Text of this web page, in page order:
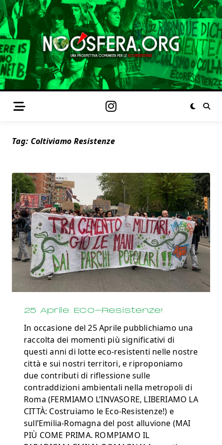
Tag: Coltiviamo Resistenze
25 Aprile: ECO-Resistenze!
In occasione del 25 Aprile pubblichiamo una
raccolta dei momenti più significativi di
questi anni di lotte eco-resistenti nelle nostre
città e sui nostri territori, e riproponiamo
due contributi di riflessione sulle
contraddizioni ambientali nella metropoli di
Roma (FERMIAMO L’INVASORE, LIBERIAMO LA
CITTÀ: Costruiamo le Eco-Resistenze!) e
sull’Emilia-Romagna del post alluvione (MAI
PIÙ COME PRIMA. ROMPIAMO IL